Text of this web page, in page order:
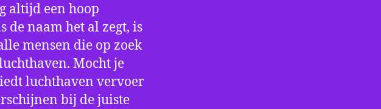
altijd een hoop
de naam het al zegt, is
mensen die op zoek
Mocht je
luchthaven vervoer
bij de juiste